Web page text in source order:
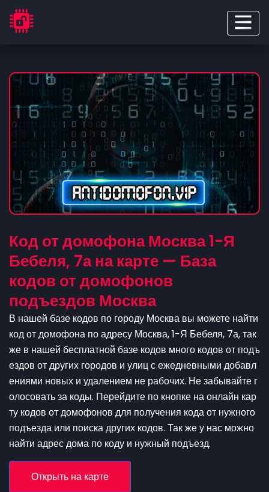
Код от домофона Москва 1-Я
Бебеля, 7а на карте — База
кодов от домофонов
подъездов Москва
В нашей базе кодов по городу Москва вы можете найти
код от домофона по адресу Москва, 1-Я Бебеля, 7а, так
же в нашей бесплатной базе кодов много кодов от подъ
ездов от других городов и улиц с ежедневными добавл
ениями новых и удалением не рабочих. Не забывайте г
олосовать за коды. Перейдите по кнопке на онлайн кар
ту кодов от домофонов для получения кода от нужного
подъезда или поиска других кодов. Так же у нас можно
найти адрес дома по коду и нужный подъезд.
Открыть на карте